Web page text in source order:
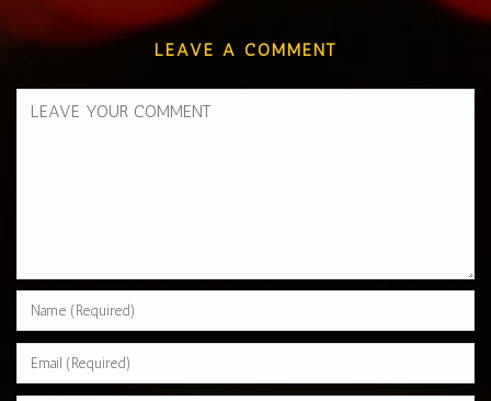
LEAVE A COMMENT